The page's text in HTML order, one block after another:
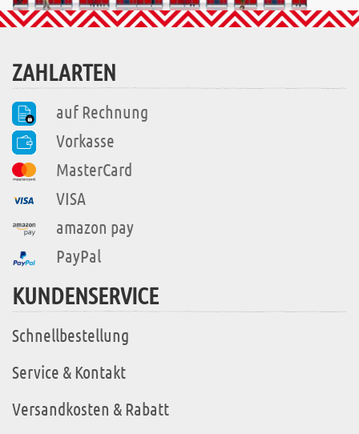
ZAHLARTEN
auf Rechnung
Vorkasse
MasterCard
VISA
amazon pay
PayPal
KUNDENSERVICE
Schnellbestellung
Service & Kontakt
Versandkosten & Rabatt